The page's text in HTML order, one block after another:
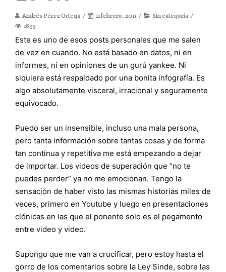
Andrés Pérez Ortega 11 febrero, 2011
Sin categoría
1693
Este es uno de esos posts personales que me salen
de vez en cuando. No está basado en datos, ni en
informes, ni en opiniones de un gurú yankee. Ni
siquiera está respaldado por una bonita infografía. Es
algo absolutamente visceral, irracional y seguramente
equivocado.
Puedo ser un insensible, incluso una mala persona,
pero tanta información sobre tantas cosas y de forma
tan continua y repetitiva me está empezando a dejar
de importar. Los videos de superación que “no te
puedes perder” ya no me emocionan. Tengo la
sensación de haber visto las mismas historias miles de
veces, primero en Youtube y luego en presentaciones
clónicas en las que el ponente solo es el pegamento
entre video y video.
Supongo que me van a crucificar, pero estoy hasta el
gorro de los comentarios sobre la Ley Sinde, sobre las